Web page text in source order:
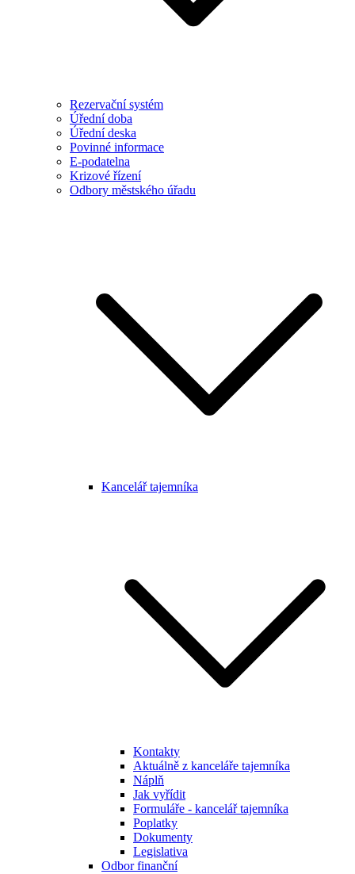
Rezervační systém
Úřední doba
Úřední deska
Povinné informace
E-podatelna
Krizové řízení
Odbory městského úřadu
Kancelář tajemníka
Kontakty
Aktuálně z kanceláře tajemníka
Náplň
Jak vyřídit
Formuláře - kancelář tajemníka
Poplatky
Dokumenty
Legislativa
Odbor finanční